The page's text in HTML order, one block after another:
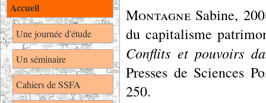
Accueil
Une journée d'étude
Un séminaire
Cahiers de SSFA
Montagne Sabine,
du capitalisme
Conflits et pouvoirs
Presses de Sciences
250.